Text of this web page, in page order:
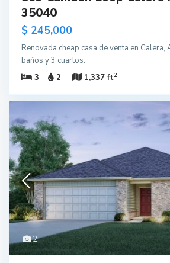
35040
$ 245,000
Renovada cheap casa de venta en Calera,
baños y 3 cuartos.
3
2 1,337 ft2
2